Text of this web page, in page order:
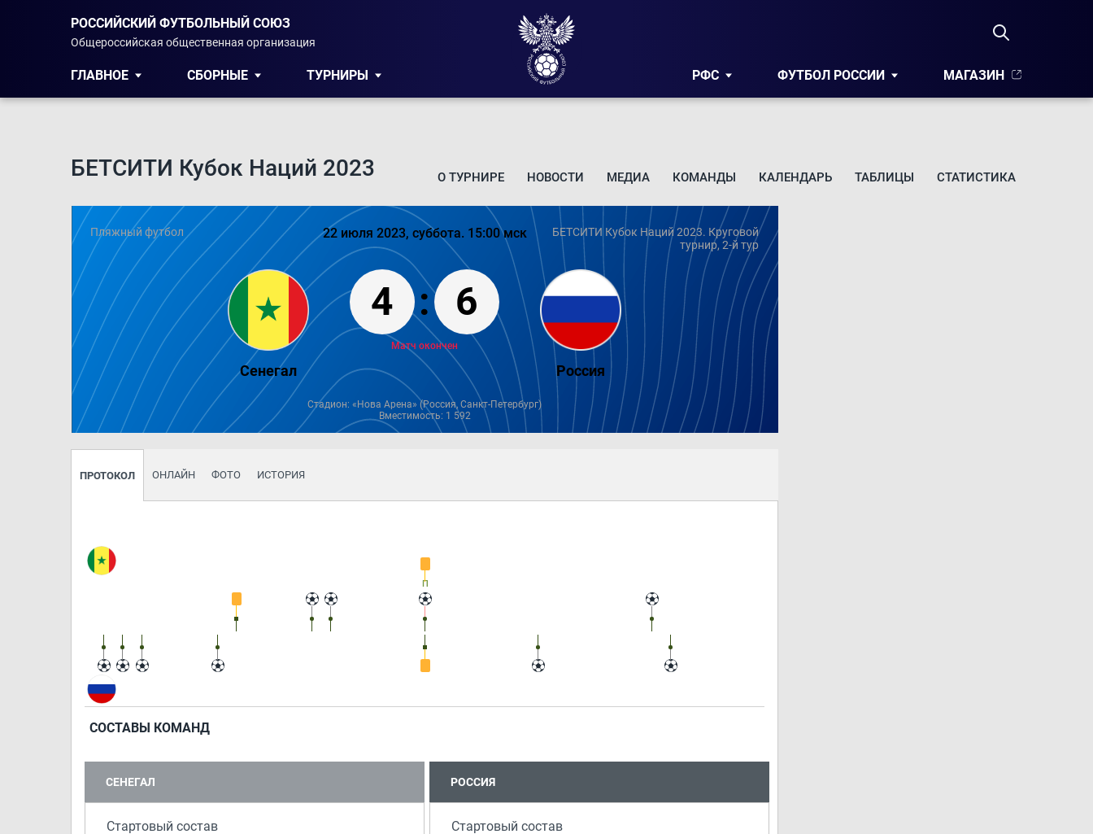
РОССИЙСКИЙ ФУТБОЛЬНЫЙ СОЮЗ
Общероссийская общественная организация
ГЛАВНОЕ СБОРНЫЕ ТУРНИРЫ РФС ФУТБОЛ РОССИИ МАГАЗИН
БЕТСИТИ Кубок Наций 2023 О ТУРНИРЕ НОВОСТИ МЕДИА КОМАНДЫ КАЛЕНДАРЬ ТАБЛИЦЫ СТАТИСТИКА
Пляжный футбол 22 июля 2023, суббота. 15:00 мск
БЕТСИТИ Кубок Наций 2023. Круговой
турнир, 2-й тур
Сенегал
4 : 6
Матч окончен
Россия
Стадион: «Нова Арена» (Россия, Санкт-Петербург)
Вместимость: 1 592
ПРОТОКОЛ ОНЛАЙН ФОТО ИСТОРИЯ
СОСТАВЫ КОМАНД
СЕНЕГАЛ
Стартовый состав
РОССИЯ
Стартовый состав